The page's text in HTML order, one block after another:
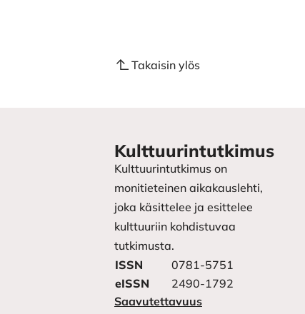
Takaisin ylös
Kulttuurintutkimus
Kulttuurintutkimus on
monitieteinen aikakauslehti,
joka käsittelee ja esittelee
kulttuuriin kohdistuvaa
tutkimusta.
ISSN
0781-5751
eISSN
2490-1792
Saavutettavuus